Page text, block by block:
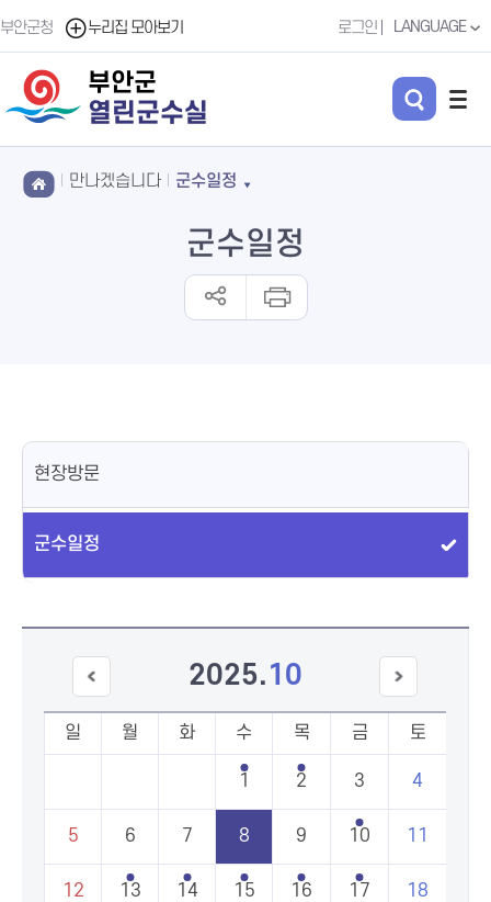
부안군청 누리집 모아보기 로그인 LANGUAGE
부안군
열린군수실
만나겠습니다 군수일정
군수일정
현장방문
군수일정
2025.10
일 월 화 수 목 금 토
1 2 3 4
5 6 7 8 9 10 11
12 13 14 15 16 17 18